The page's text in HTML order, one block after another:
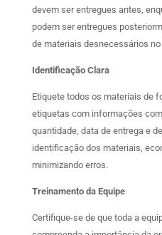
devem ser entregues antes,
podem ser entregues
de materiais desnecessários
Identificação Clara
Etiquete todos os materiais de
etiquetas com informações
quantidade, data de entrega e
identificação dos materiais,
minimizando erros.
Treinamento da Equipe
Certifique-se de que toda a